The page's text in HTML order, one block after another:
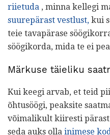
riietuda , minna kellegi
suurepärast vestlust, kui
teie tavapärase
söögikorda, mida te ei
Märkuse täieliku
Kui keegi arvab, et teid
õhtusöögi, peaksite
võimalikult kiiresti pärast
seda auks olla inimese